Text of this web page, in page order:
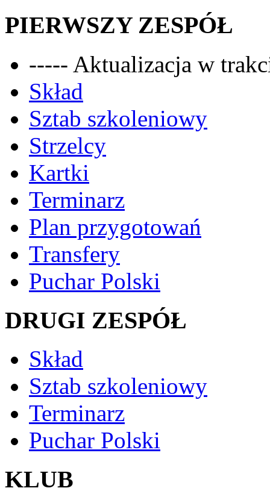
PIERWSZY ZESPÓŁ
----- Aktualizacja w
Skład
Sztab szkoleniowy
Strzelcy
Kartki
Terminarz
Plan przygotowań
Transfery
Puchar Polski
DRUGI ZESPÓŁ
Skład
Sztab szkoleniowy
Terminarz
Puchar Polski
KLUB